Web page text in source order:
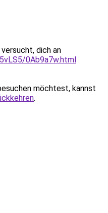
dich an
0Ab9a7w.html
möchtest, kannst
.